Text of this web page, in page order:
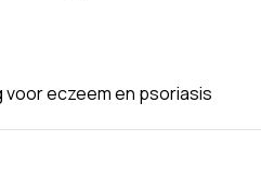
eczeem en psoriasis